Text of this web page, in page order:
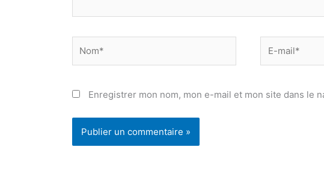
mail*
Enregistrer mon nom, mon e-mail et mon site dans le